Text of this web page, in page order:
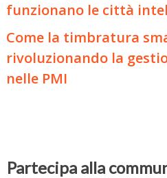
funzionano le città
Come la timbratura
rivoluzionando la
nelle PMI
Partecipa alla